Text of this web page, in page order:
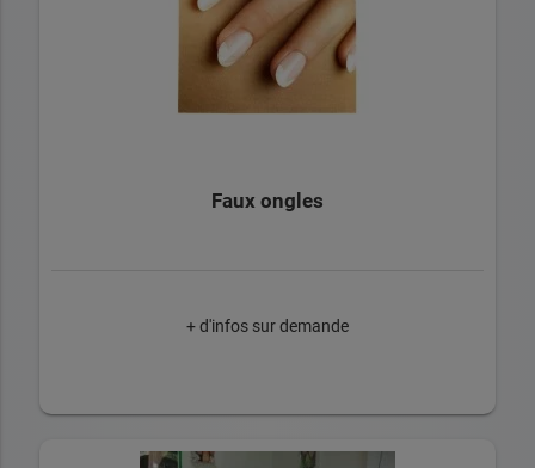
Faux ongles
+ d'infos sur demande